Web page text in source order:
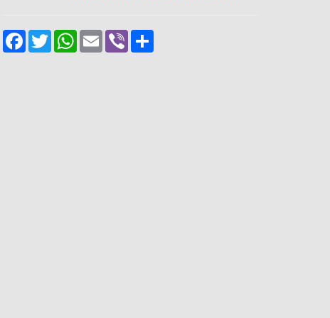
FacebookTwitter WhatsApp
Email Viber